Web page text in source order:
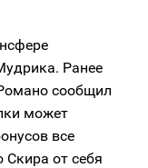
Ранее
сообщил
может
все
Скира от себя